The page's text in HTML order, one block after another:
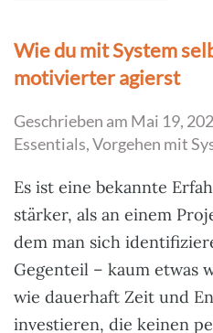
Wie du mit System
motivierter agierst
Geschrieben am Mai 19,
Essentials,Vorgehen mit
Es ist eine bekannte
stärker, als an einem
dem man sich
Gegenteil – kaum etwas
wie dauerhaft Zeit und
investieren, die keinen